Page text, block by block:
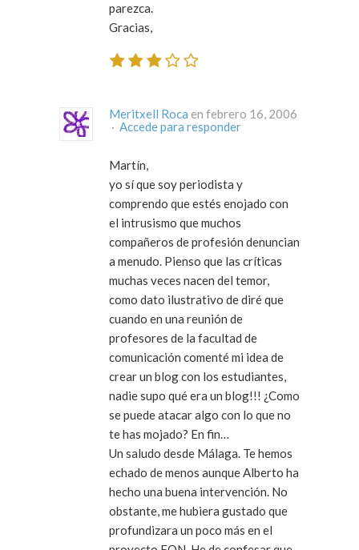
parezca.
Gracias,
Meritxell Roca en febrero 16, 2006
· Accede para responder
Martín,
yo sí que soy periodista y
comprendo que estés enojado con
el intrusismo que muchos
compañeros de profesión denuncian
a menudo. Pienso que las críticas
muchas veces nacen del temor,
como dato ilustrativo de diré que
cuando en una reunión de
profesores de la facultad de
comunicación comenté mi idea de
crear un blog con los estudiantes,
nadie supo qué era un blog!!! ¿Como
se puede atacar algo con lo que no
te has mojado? En fin…
Un saludo desde Málaga. Te hemos
echado de menos aunque Alberto ha
hecho una buena intervención. No
obstante, me hubiera gustado que
profundizara un poco más en el